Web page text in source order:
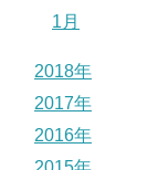
1月
2018年
2017年
2016年